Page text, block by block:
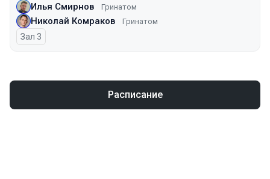
Илья Смирнов Гринатом
Николай Комраков Гринатом
Зал 3
Расписание